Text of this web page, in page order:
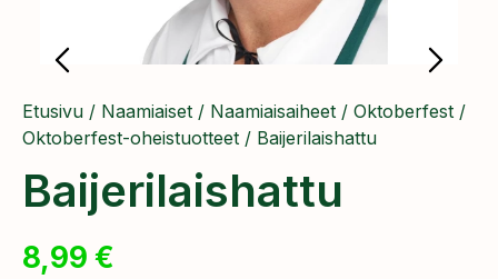
Etusivu / Naamiaiset / Naamiaisaiheet / Oktoberfest /
Oktoberfest-oheistuotteet / Baijerilaishattu
Baijerilaishattu
8,99 €